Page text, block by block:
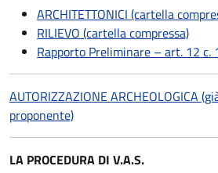
ARCHITETTONICI (cartella
RILIEVO (cartella compressa)
Rapporto Preliminare – art. 12 c.
AUTORIZZAZIONE ARCHEOLOGICA
proponente)
LA PROCEDURA DI V.A.S.